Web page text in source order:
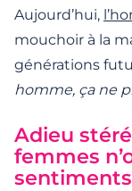
Aujourd’hui,
mouchoir à la
générations
homme, ça ne
Adieu
femmes
sentiments